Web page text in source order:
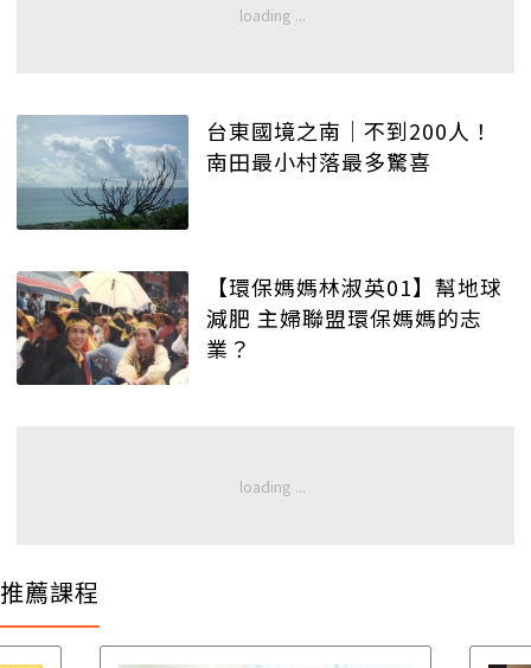
台東國境之南│不到200人！
南田最小村落最多驚喜
【環保媽媽林淑英01】幫地球
減肥 主婦聯盟環保媽媽的志
業？
推薦課程